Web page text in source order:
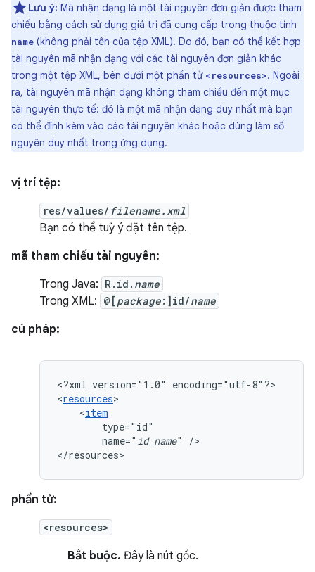
Lưu ý: Mã nhận dạng là một tài nguyên đơn giản được tham
chiếu bằng cách sử dụng giá trị đã cung cấp trong thuộc tính
name (không phải tên của tệp XML). Do đó, bạn có thể kết hợp
tài nguyên mã nhận dạng với các tài nguyên đơn giản khác
trong một tệp XML, bên dưới một phần tử <resources>. Ngoài
ra, tài nguyên mã nhận dạng không tham chiếu đến một mục
tài nguyên thực tế: đó là một mã nhận dạng duy nhất mà bạn
có thể đính kèm vào các tài nguyên khác hoặc dùng làm số
nguyên duy nhất trong ứng dụng.
vị trí tệp:
res/values/ filename.xml
Bạn có thể tuỳ ý đặt tên tệp.
mã tham chiếu tài nguyên:
Trong Java: R.id. name
Trong XML: @[ package:]id/name
cú pháp:
<?xml version="1.0"
encoding="utf-8"?>
<resources
<item
name=" id_name"
/>
</resources>
phần tử:
<resources>
Bắt buộc. Đây là nút gốc.